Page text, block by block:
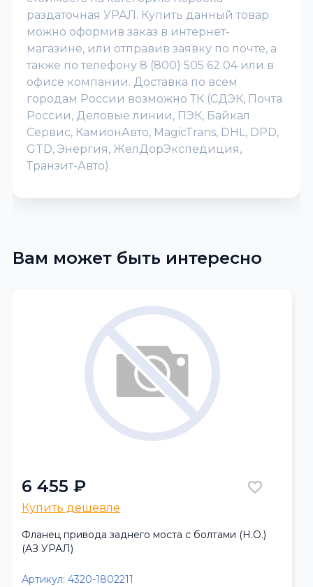
раздаточная УРАЛ. Купить данный товар
можно оформив заказ в интернет-
магазине, или отправив заявку по почте, а
также по телефону 8 (800) 505 62 04 или в
офисе компании. Доставка по всем
городам России возможно ТК (СДЭК, Почта
России, Деловые линии, ПЭК, Байкал
Сервис, КамионАвто, MagicTrans, DHL, DPD,
GTD, Энергия, ЖелДорЭкспедиция,
Транзит-Авто).
Вам может быть интересно
6 455 ₽
Купить дешевле
Фланец привода заднего моста с болтами (Н.О.)
(АЗ УРАЛ)
Артикул: 4320-1802211